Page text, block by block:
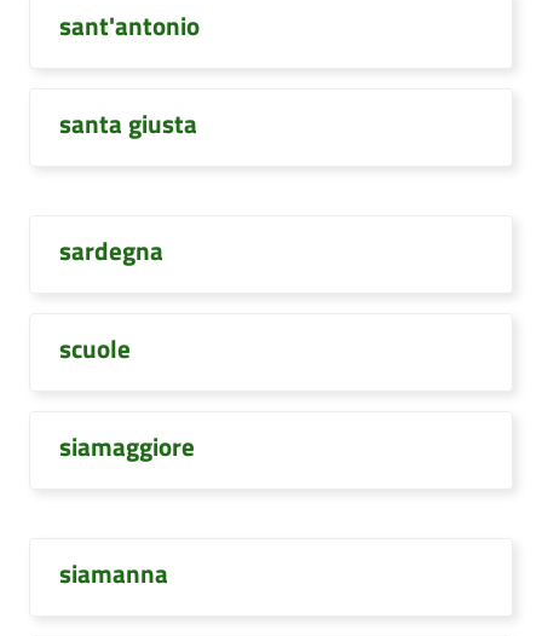
sant'antonio
santa giusta
sardegna
scuole
siamaggiore
siamanna